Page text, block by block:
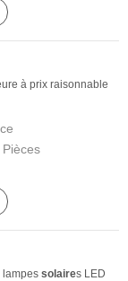
à prix raisonnable
Pièces
lampes solaires LED